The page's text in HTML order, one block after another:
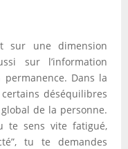
sur une dimension
sur l’information
Dans la
déséquilibres
de la personne.
te sens vite fatigué,
tu te demandes